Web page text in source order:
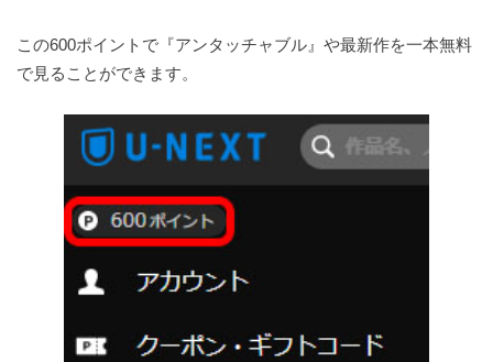
この600ポイントで『アンタッチャブル』や最新作を一本無料
で見ることができます。